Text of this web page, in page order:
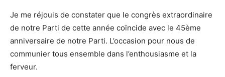
Je me réjouis de constater que le congrès extraordinaire
de notre Parti de cette année coïncide avec le 45ème
anniversaire de notre Parti. L’occasion pour nous de
communier tous ensemble dans l’enthousiasme et la
ferveur.